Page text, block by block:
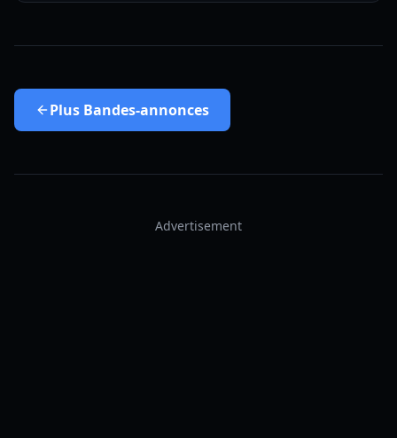
Plus Bandes-annonces
Advertisement